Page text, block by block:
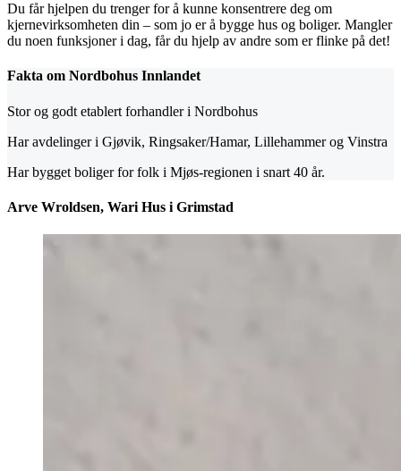
Du får hjelpen du trenger for å kunne konsentrere deg om
kjernevirksomheten din – som jo er å bygge hus og boliger. Mangler
du noen funksjoner i dag, får du hjelp av andre som er flinke på det!
Fakta om Nordbohus Innlandet
Stor og godt etablert forhandler i Nordbohus
Har avdelinger i Gjøvik, Ringsaker/Hamar, Lillehammer og Vinstra
Har bygget boliger for folk i Mjøs-regionen i snart 40 år.
Arve Wroldsen, Wari Hus i Grimstad